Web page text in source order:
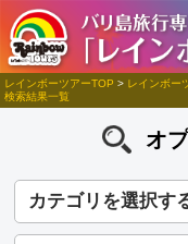
レインボーツアーTOP > レインボー
検索結果一覧
オ
カテゴリを選択す